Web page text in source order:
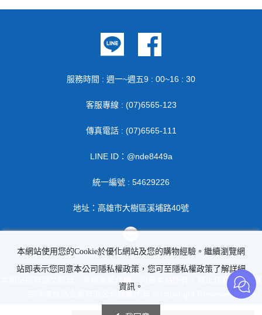
服務時間 : 週一~週五9 : 00~16 : 30
客服專線 : (07)6565-123
傳真電話 : (07)6565-111
LINE ID：@nde8449a
統一編號 : 54629226
地址：高雄市大樹區溪埔路40號
本網站所有圖文影音、肖像及著作權，均屬本站所有，禁止任意轉載 | 晉
宗冷凍食品企業有限公司版權所有 © copyright Reserved.
本網站使用您的Cookie於優化網站及您的購物經驗。繼續瀏覽網
站即表示您同意本公司隱私權政策，您可至隱私權政策了解詳細
資訊。